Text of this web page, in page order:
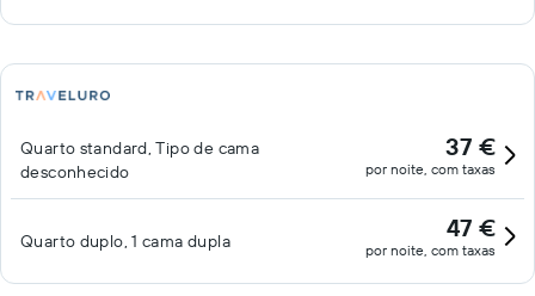
Quarto standard, Tipo de cama
desconhecido
37 €
por noite, com taxas
Quarto duplo, 1 cama dupla 47 €
por noite, com taxas